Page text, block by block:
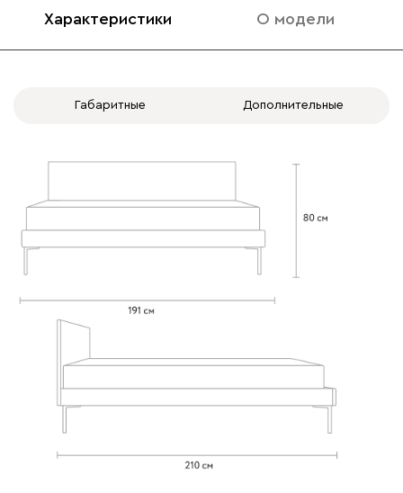
Онли 1589
Характеристики О модели
Габаритные Дополнительные